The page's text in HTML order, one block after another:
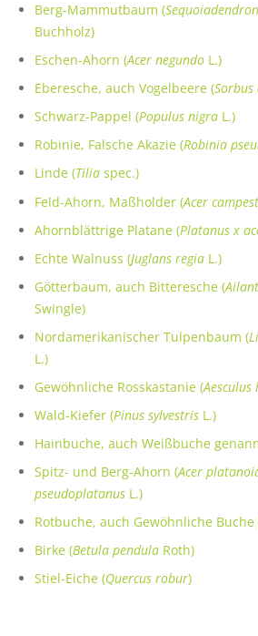
Berg-Mammutbaum (
Buchholz)
Eschen-Ahorn (Acer negundoL.)
Eberesche, auch Vogelbeere (
Schwarz-Pappel (Populus nigraL.)
Robinie, Falsche Akazie (Robinia
Linde (Tiliaspec.)
Feld-Ahorn, Maßholder (Acer
Ahornblättrige Platane (Platanus x
Echte Walnuss (Juglans regiaL.)
Götterbaum, auch Bitteresche (
Swingle)
Nordamerikanischer Tulpenbaum (
L.)
Gewöhnliche Rosskastanie (
Wald-Kiefer (Pinus sylvestrisL.)
Hainbuche, auch Weißbuche
Spitz- und Berg-Ahorn (Acer
pseudoplatanusL.)
Rotbuche, auch Gewöhnliche Buche
Birke (Betula pendulaRoth)
Stiel-Eiche (Quercus robur)